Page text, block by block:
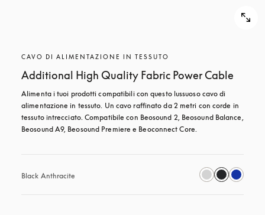
CAVO DI ALIMENTAZIONE IN TESSUTO
Additional High Quality Fabric Power Cable
Alimenta i tuoi prodotti compatibili con questo lussuoso cavo di
alimentazione in tessuto. Un cavo raffinato da 2 metri con corde in
tessuto intrecciato. Compatibile con Beosound 2, Beosound Balance,
Beosound A9, Beosound Premiere e Beoconnect Core.
Black Anthracite